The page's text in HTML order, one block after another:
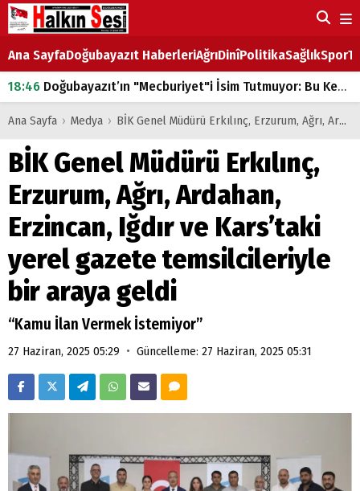
Ana SayfaDoğubayazıt HaberleriAğrıDinîPolitikaSağlıkSpor
18:46 Doğubayazıt’ın "Mecburiyet"i İsim Tutmuyor: Bu Kez de Mem u Zîn Oldu!
07:53Doğubayazıt’ta Ekmek Fiyatlarına Zam
07:16
Doğubayazıt'ta çocukların sırtındaki ağır yük
DEVLET ve HÜKÜMET
18:29ÇARŞI CADDESİ YAZ BOZ TAHTASI
Ana Sayfa › Medya › BİK Genel Müdürü Erkılınç, Erzurum, Ağrı, Ardahan, Erzincan, Iğdır ve Kars’taki yerel gazete temsilcileriyle bir araya geldi
BİK Genel Müdürü Erkılınç,
Erzurum, Ağrı, Ardahan,
Erzincan, Iğdır ve Kars’taki
yerel gazete temsilcileriyle
bir araya geldi
“Kamu İlan Vermek İstemiyor”
27 Haziran, 2025 05:29 • Güncelleme: 27 Haziran, 2025 05:31